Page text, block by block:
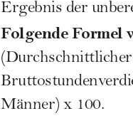
Ergebnis der
Folgende Formel
Männer) x 100.